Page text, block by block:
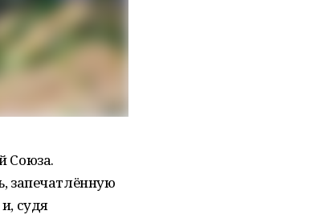
Союза.
запечатлённую
судя